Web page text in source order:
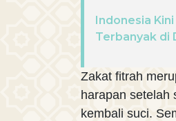
Indonesia
Terbanyak di
Zakat fitrah
harapan setelah
kembali suci.